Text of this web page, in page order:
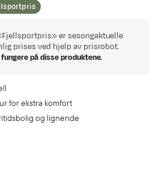
er sesongaktuelle
prises ved hjelp av prisrobot.
fungere på disse produktene.
for ekstra komfort
og lignende